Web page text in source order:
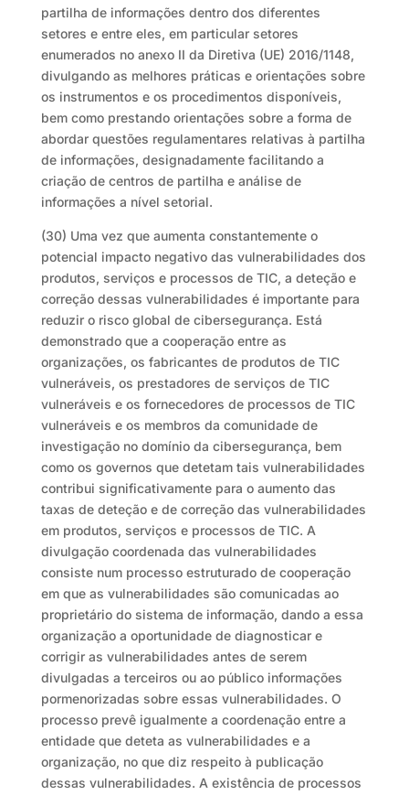
partilha de informações dentro dos diferentes
setores e entre eles, em particular setores
enumerados no anexo II da Diretiva (UE) 2016/1148,
divulgando as melhores práticas e orientações sobre
os instrumentos e os procedimentos disponíveis,
bem como prestando orientações sobre a forma de
abordar questões regulamentares relativas à partilha
de informações, designadamente facilitando a
criação de centros de partilha e análise de
informações a nível setorial.
(30) Uma vez que aumenta constantemente o
potencial impacto negativo das vulnerabilidades dos
produtos, serviços e processos de TIC, a deteção e
correção dessas vulnerabilidades é importante para
reduzir o risco global de cibersegurança. Está
demonstrado que a cooperação entre as
organizações, os fabricantes de produtos de TIC
vulneráveis, os prestadores de serviços de TIC
vulneráveis e os fornecedores de processos de TIC
vulneráveis e os membros da comunidade de
investigação no domínio da cibersegurança, bem
como os governos que detetam tais vulnerabilidades
contribui significativamente para o aumento das
taxas de deteção e de correção das vulnerabilidades
em produtos, serviços e processos de TIC. A
divulgação coordenada das vulnerabilidades
consiste num processo estruturado de cooperação
em que as vulnerabilidades são comunicadas ao
proprietário do sistema de informação, dando a essa
organização a oportunidade de diagnosticar e
corrigir as vulnerabilidades antes de serem
divulgadas a terceiros ou ao público informações
pormenorizadas sobre essas vulnerabilidades. O
processo prevê igualmente a coordenação entre a
entidade que deteta as vulnerabilidades e a
organização, no que diz respeito à publicação
dessas vulnerabilidades. A existência de processos